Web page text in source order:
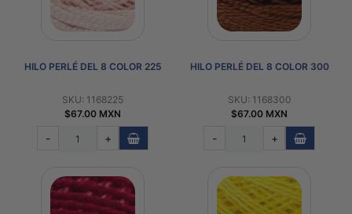
HILO PERLÉ DEL 8 COLOR 225
SKU: 1168225
$67.00 MXN
- +
HILO PERLÉ DEL 8 COLOR 300
SKU: 1168300
$67.00 MXN
- +